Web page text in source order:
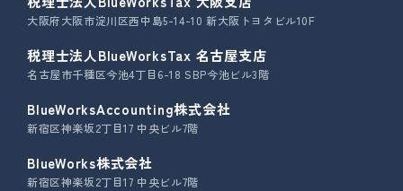
大阪府大阪市淀川区西中島5-14-10 新大阪トヨタビル10F
税理士法人BlueWorksTax 名古屋支店
名古屋市千種区今池4丁目6-18 SBP今池ビル3階
BlueWorksAccounting株式会社
新宿区神楽坂2丁目17 中央ビル7階
BlueWorks株式会社
新宿区神楽坂2丁目17 中央ビル7階